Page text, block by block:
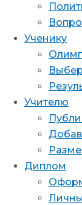
Ученику
Учителю
Диплом